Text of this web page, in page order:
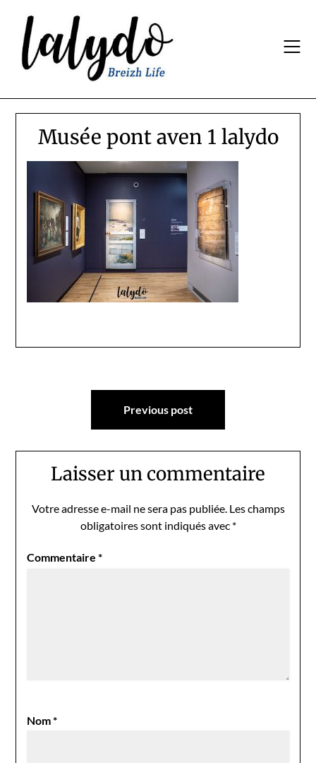
content
Musée pont aven 1 lalydo
Navigation
Previous post
Laisser un commentaire
Votre adresse e-mail ne sera pas publiée. Les champs
obligatoires sont indiqués avec *
Commentaire*
Nom*